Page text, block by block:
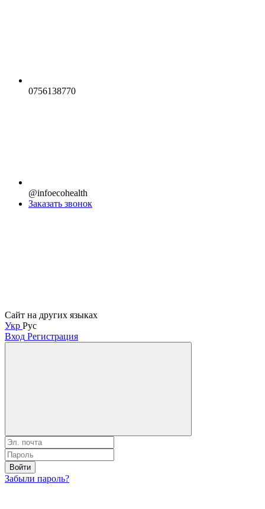
0756138770
@infoecohealth
Заказать звонок
Сайт на других языках
Укр Рус
Вход Регистрация
Войти
Забыли пароль?